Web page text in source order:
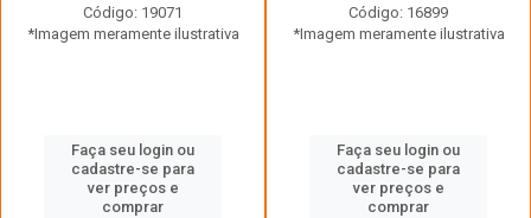
Código: 19071
*Imagem meramente ilustrativa
Faça seu login ou
cadastre-se para
ver preços e
comprar
Código: 16899
*Imagem meramente ilustrativa
Faça seu login ou
cadastre-se para
ver preços e
comprar